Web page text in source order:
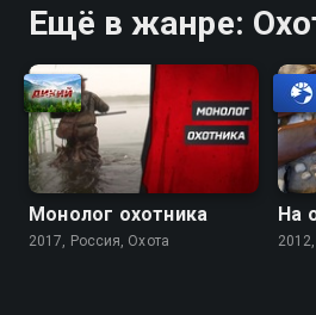
Ещё в жанре:
Монолог охотника
2017, Россия, Охота
На